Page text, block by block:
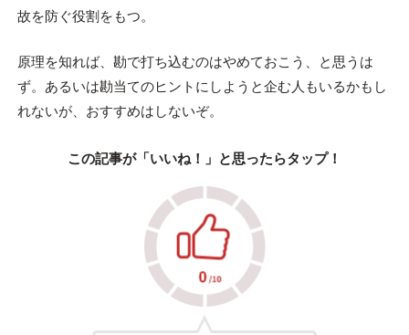
故を防ぐ役割をもつ。
原理を知れば、勘で打ち込むのはやめておこう、と思うは
ず。あるいは勘当てのヒントにしようと企む人もいるかもし
れないが、おすすめはしないぞ。
この記事が「いいね！」と思ったらタップ！